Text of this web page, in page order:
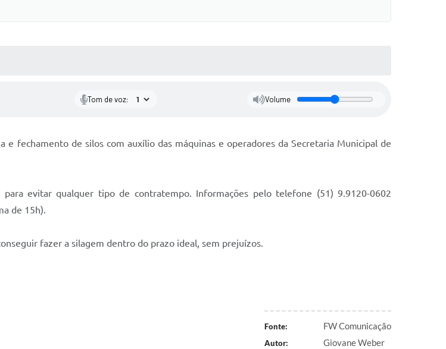
Tom de voz: Volume
e fechamento de silos com auxílio das máquinas e operadores da Secretaria Municipal de
evitar qualquer tipo de contratempo. Informações pelo telefone (51) 9.9120-0602
de 15h).
fazer a silagem dentro do prazo ideal, sem prejuízos.
Fonte: FW Comunicação
Autor: Giovane Weber